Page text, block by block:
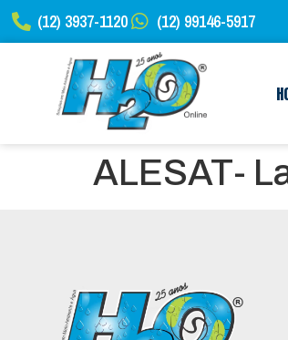
(12) 3937-1120 (12) 99146-5917
ALESAT-